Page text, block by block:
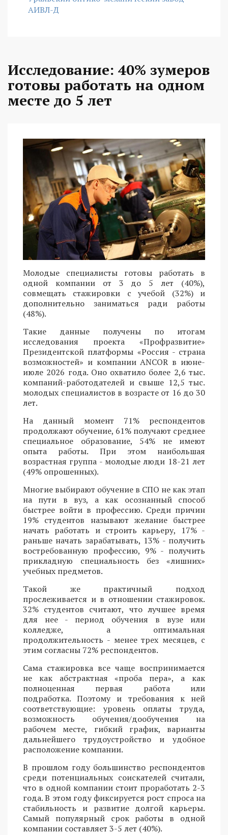
АИВЛ-Д
Исследование: 40% зумеров
готовы работать на одном
месте до 5 лет
Молодые специалисты готовы работать в
одной компании от 3 до 5 лет (40%),
совмещать стажировки с учебой (32%) и
дополнительно заниматься ради работы
(48%).
Такие данные получены по итогам
исследования проекта «Профразвитие»
Президентской платформы «Россия - страна
возможностей» и компании ANCOR в июне-
июле 2026 года. Оно охватило более 2,6 тыс.
компаний-работодателей и свыше 12,5 тыс.
молодых специалистов в возрасте от 16 до 30
лет.
На данный момент 71% респондентов
продолжают обучение, 61% получают среднее
специальное образование, 54% не имеют
опыта работы. При этом наибольшая
возрастная группа - молодые люди 18-21 лет
(49% опрошенных).
Многие выбирают обучение в СПО не как этап
на пути в вуз, а как осознанный способ
быстрее войти в профессию. Среди причин
19% студентов называют желание быстрее
начать работать и строить карьеру, 17% -
раньше начать зарабатывать, 13% - получить
востребованную профессию, 9% - получить
прикладную специальность без «лишних»
учебных предметов.
Такой же практичный подход
прослеживается и в отношении стажировок.
32% студентов считают, что лучшее время
для нее - период обучения в вузе или
колледже, а оптимальная
продолжительность - менее трех месяцев, с
этим согласны 72% респондентов.
Сама стажировка все чаще воспринимается
не как абстрактная «проба пера», а как
полноценная первая работа или
подработка. Поэтому и требования к ней
соответствующие: уровень оплаты труда,
возможность обучения/дообучения на
рабочем месте, гибкий график, варианты
дальнейшего трудоустройство и удобное
расположение компании.
В прошлом году большинство респондентов
среди потенциальных соискателей считали,
что в одной компании стоит проработать 2-3
года. В этом году фиксируется рост спроса на
стабильность и развитие долгой карьеры.
Самый популярный срок работы в одной
компании составляет 3-5 лет (40%).